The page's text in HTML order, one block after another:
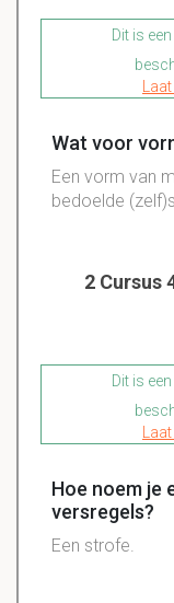
Dit is
Wat voor
Een vorm van
bedoelde
2 Cursus
Dit is
Hoe noem je
versregels?
Een strofe.